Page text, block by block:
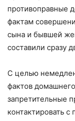
противоправные
фактам
сына и бывшей
составили сразу
С целью
фактов
запретительные
контактировать